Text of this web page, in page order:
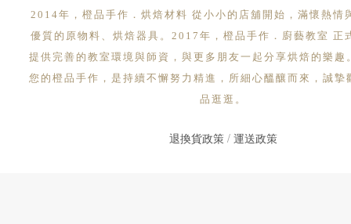
2014年，橙品手作．烘焙材料 從小小的店舖開始，滿懷熱情
優質的原物料、烘焙器具。2017年，橙品手作．廚藝教室 正
提供完善的教室環境與師資，與更多朋友一起分享烘焙的樂趣
您的橙品手作，是持續不懈努力精進，所細心醞釀而來，誠摯
品逛逛。
退換貨政策/ 運送政策